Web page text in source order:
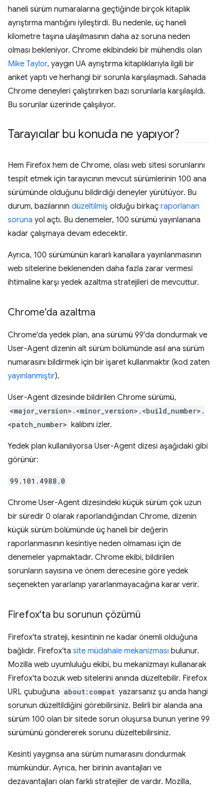
haneli sürüm numaralarına geçtiğinde birçok kitaplık
ayrıştırma mantığını iyileştirdi. Bu nedenle, üç haneli
kilometre taşına ulaşılmasının daha az soruna neden
olması bekleniyor. Chrome ekibindeki bir mühendis olan
Mike Taylor, yaygın UA ayrıştırma kitaplıklarıyla ilgili bir
anket yaptı ve herhangi bir sorunla karşılaşmadı. Sahada
Chrome deneyleri çalıştırırken bazı sorunlarla karşılaşıldı.
Bu sorunlar üzerinde çalışılıyor.
Tarayıcılar bu konuda ne yapıyor?
Hem Firefox hem de Chrome, olası web sitesi sorunlarını
tespit etmek için tarayıcının mevcut sürümlerinin 100 ana
sürümünde olduğunu bildirdiği deneyler yürütüyor. Bu
durum, bazılarının düzeltilmiş olduğu birkaç raporlanan
soruna yol açtı. Bu denemeler, 100 sürümü yayınlanana
kadar çalışmaya devam edecektir.
Ayrıca, 100 sürümünün kararlı kanallara yayınlanmasının
web sitelerine beklenenden daha fazla zarar vermesi
ihtimaline karşı yedek azaltma stratejileri de mevcuttur.
Chrome'da azaltma
Chrome'da yedek plan, ana sürümü 99'da dondurmak ve
User-Agent dizenin alt sürüm bölümünde asıl ana sürüm
numarasını bildirmek için bir işaret kullanmaktır (kod zaten
yayınlanmıştır).
User-Agent dizesinde bildirilen Chrome sürümü,
<major_version>.<minor_version>.<build_number>.
<patch_number> kalıbını izler.
Yedek plan kullanılıyorsa User-Agent dizesi aşağıdaki gibi
görünür:
99.101.4988.0
Chrome User-Agent dizesindeki küçük sürüm çok uzun
bir süredir 0 olarak raporlandığından Chrome, dizenin
küçük sürüm bölümünde üç haneli bir değerin
raporlanmasının kesintiye neden olmaması için de
denemeler yapmaktadır. Chrome ekibi, bildirilen
sorunların sayısına ve önem derecesine göre yedek
seçenekten yararlanıp yararlanmayacağına karar verir.
Firefox'ta bu sorunun çözümü
Firefox'ta strateji, kesintinin ne kadar önemli olduğuna
bağlıdır. Firefox'ta site müdahale mekanizması bulunur.
Mozilla web uyumluluğu ekibi, bu mekanizmayı kullanarak
Firefox'ta bozuk web sitelerini anında düzeltebilir. Firefox
URL çubuğuna about:compat yazarsanız şu anda hangi
sorunun düzeltildiğini görebilirsiniz. Belirli bir alanda ana
sürüm 100 olan bir sitede sorun oluşursa bunun yerine 99
sürümünü göndererek sorunu düzeltebilirsiniz.
Kesinti yaygınsa ana sürüm numarasını dondurmak
mümkündür. Ayrıca, her birinin avantajları ve
dezavantajları olan farklı stratejiler de vardır. Mozilla,